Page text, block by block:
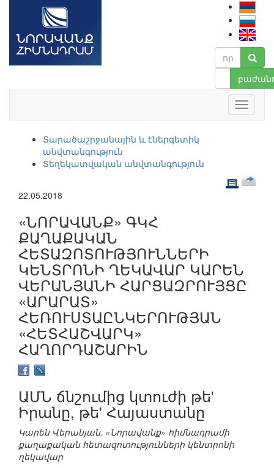
Տարածաշրջանային և էներգետիկ
անվտանգություն
Տեղեկատվական անվտանգություն
22.05.2018
«ՆՈՐԱՎԱՆՔ» ԳԿՀ
ՔԱՂԱՔԱԿԱՆ
ՀԵՏԱԶՈՏՈՒԹՅՈՒՆՆԵՐԻ
ԿԵՆՏՐՈՆԻ ՂԵԿԱՎԱՐ ԿԱՐԵՆ
ՎԵՐԱՆՅԱՆԻ ՀԱՐՑԱԶՐՈՒՅՑԸ
«ԱՐԱՐԱՏ»
ՀԵՌՈՒՍՏԱԸՆԿԵՐՈՒԹՅԱՆ
«ՀԵՏՀԱՇՎԱՐԿ»
ՀԱՂՈՐԴԱՇԱՐԻՆ
ԱՄՆ ճնշումից կտուժի թե'
Իրանը, թե' Հայաստանը
Կարեն Վերանյան. «Նորավանք» հիմնադրամի
քաղաքական հետազոտությունների կենտրոնի
ղեկավար